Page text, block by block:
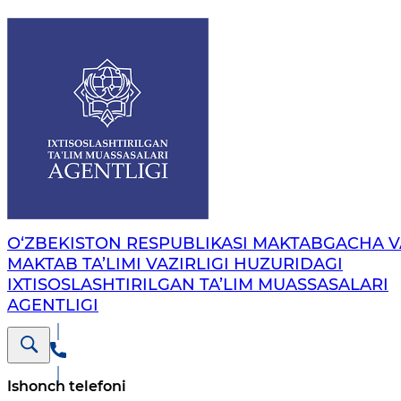
O‘ZBEKISTON RESPUBLIKASI MAKTABGACHA
MAKTAB TA’LIMI VAZIRLIGI HUZURIDAGI
IXTISOSLASHTIRILGAN TA’LIM MUASSASALARI
AGENTLIGI
Ishonch telefoni